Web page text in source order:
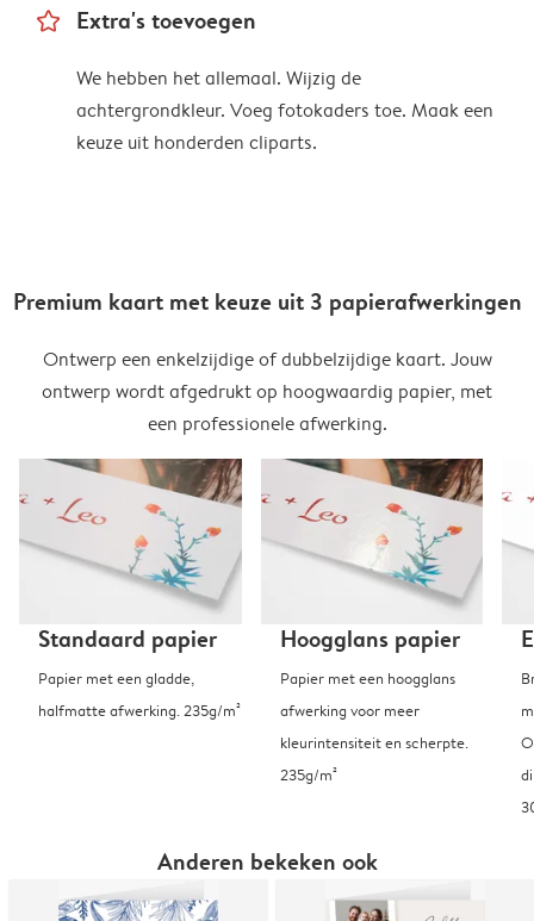
star_outline Extra's toevoegen
We hebben het allemaal. Wijzig de
achtergrondkleur. Voeg fotokaders toe. Maak een
keuze uit honderden cliparts.
Premium kaart met keuze uit 3 papierafwerkingen
Ontwerp een enkelzijdige of dubbelzijdige kaart. Jouw
ontwerp wordt afgedrukt op hoogwaardig papier, met
een professionele afwerking.
Standaard papier
Papier met een gladde,
halfmatte afwerking. 235g/m²
Hoogglans papier
Papier met een hoogglans
afwerking voor meer
kleurintensiteit en scherpte.
235g/m²
Anderen bekeken ook